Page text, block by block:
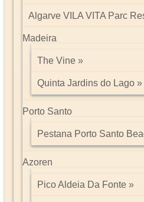
Algarve VILA VITA Parc
Madeira
The Vine
Quinta Jardins do Lago
Porto Santo
Pestana Porto Santo
Azoren
Pico Aldeia Da Fonte